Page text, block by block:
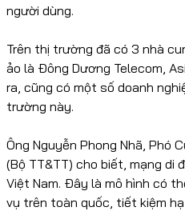
người dùng.
Trên thị trường đã có 3 nhà
ảo là Đông Dương Telecom,
ra, cũng có một số doanh
trường này.
Ông Nguyễn Phong Nhã, Phó
(Bộ TT&TT) cho biết, mạng di
Việt Nam. Đây là mô hình có
vụ trên toàn quốc, tiết kiệm